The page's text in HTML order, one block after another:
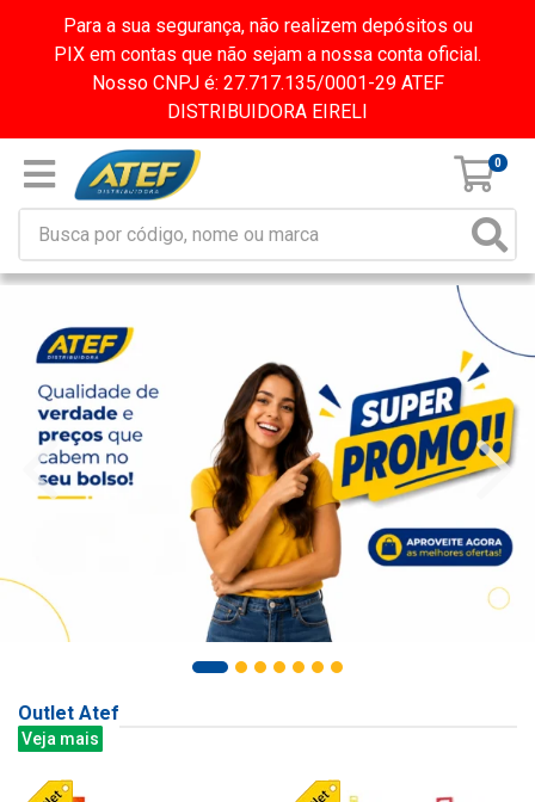
Para a sua segurança, não realizem depósitos ou
PIX em contas que não sejam a nossa conta oficial.
Nosso CNPJ é: 27.717.135/0001-29 ATEF
DISTRIBUIDORA EIRELI
0
Outlet Atef
Veja mais